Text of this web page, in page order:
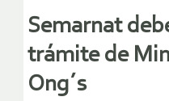
Semarnat
trámite de
Ong´s